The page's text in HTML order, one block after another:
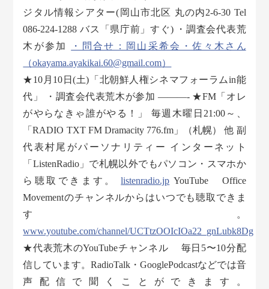
ジタル情報シアター(岡山市北区 丸の内2-6-30 Tel
086-224-1288 バス「県庁前」すぐ) ・調査会代表荒
木が参加
・問合せ：岡山采希会・佐々木さん
（okayama.ayakikai.60@gmail.com）
★10月10日(土)「北朝鮮人権シネマフォーラムin能
代」 ・調査会代表荒木が参加 ———- ★FM「オレ
がやらなきゃ誰がやる！」 毎週木曜日21:00～、
「RADIO TXT FM Dramacity 776.fm」（札幌） 他 副
代表村尾がパーソナリティー インターネット
「ListenRadio」で札幌以外でもパソコン・スマホか
ら聴取できます。listenradio.jp YouTube Office
Movementのチャンネルからはいつでも聴取できま
す。
www.youtube.com/channel/UCTtzOOIcIOa22_gnLubk8Dg
★代表荒木のYouTubeチャンネル 毎日5〜10分配
信しています。RadioTalk・GooglePodcastなどでは音
声配信で聞くことができます。